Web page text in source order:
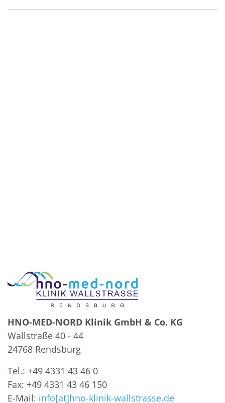
HNO-MED-NORD Klinik GmbH & Co. KG
Wallstraße 40 - 44
24768 Rendsburg
Tel.: +49 4331 43 46 0
Fax: +49 4331 43 46 150
E-Mail: info[at]hno-klinik-wallstrasse.de